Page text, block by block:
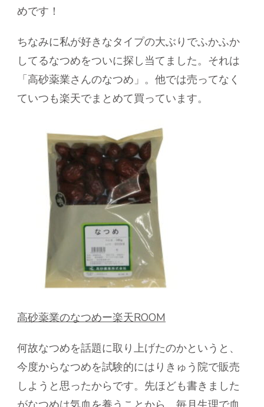
めです！
ちなみに私が好きなタイプの大ぶりでふかふか
してるなつめをついに探し当てました。それは
「高砂薬業さんのなつめ」。他では売ってなく
ていつも楽天でまとめて買っています。
高砂薬業のなつめー楽天ROOM
何故なつめを話題に取り上げたのかというと、
今度からなつめを試験的にはりきゅう院で販売
しようと思ったからです。先ほども書きました